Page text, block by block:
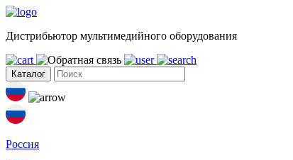
Дистрибьютор мультимедийного оборудования
Каталог
Россия